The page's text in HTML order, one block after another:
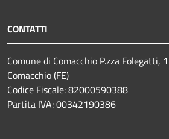
CONTATTI
Comune di Comacchio P.zza Folegatti,
Comacchio (FE)
Codice Fiscale: 82000590388
Partita IVA: 00342190386